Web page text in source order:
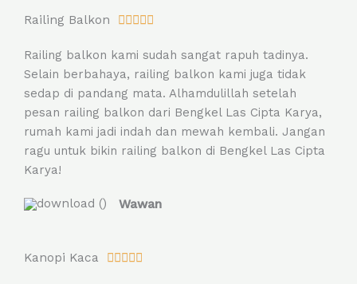
Railing Balkon 
t
e
d
5
o
u
f
Railing balkon kami sudah sangat rapuh tadinya.
Selain berbahaya, railing balkon kami juga tidak
sedap di pandang mata. Alhamdulillah setelah
pesan railing balkon dari Bengkel Las Cipta Karya,
rumah kami jadi indah dan mewah kembali. Jangan
ragu untuk bikin railing balkon di Bengkel Las Cipta
Karya!
Wawan
Kanopi Kaca 